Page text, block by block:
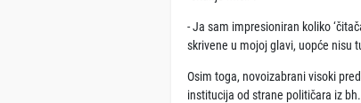
- Ja sam impresioniran koliko
skrivene u mojoj glavi, uopće nisu
Osim toga, novoizabrani visoki
institucija od strane političara iz